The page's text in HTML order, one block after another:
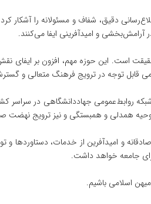
دقیق، شفاف و مسئولانه را آشکار
آرامش‌بخشی و امیدآفرینی ایفا می‌کنند.
این حوزه مهم، افزون بر ایفای نقش
قابل توجه در ترویج فرهنگ متعالی و
روابط‌عمومی جهاددانشگاهی در سراسر
همدلی و همبستگی و نیز ترویج نهضت
و امیدآفرین از خدمات،
جامعه خواهد داشت.
اسلامی باشیم.